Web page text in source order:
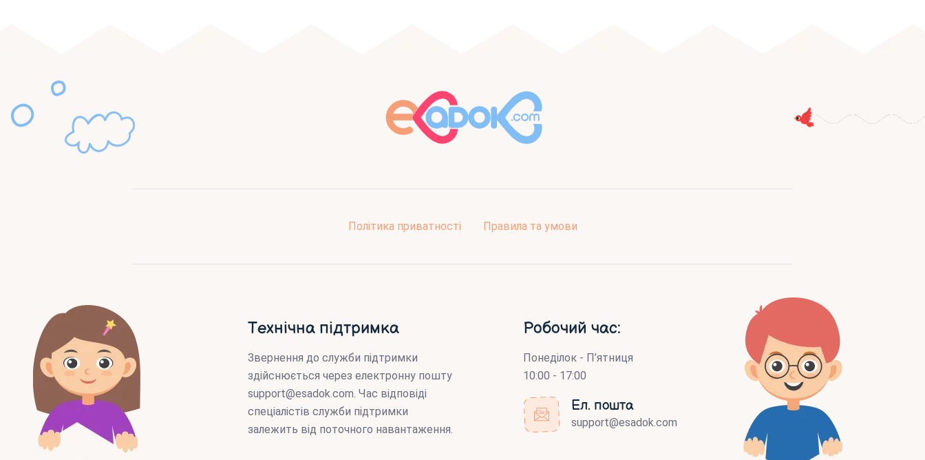
Політика приватності Правила та умови
Технічна підтримка
Звернення до служби підтримки
здійснюється через електронну пошту
support@esadok.com. Час відповіді
спеціалістів служби підтримки
залежить від поточного навантаження.
Робочий час:
Понеділок - П’ятниця
10:00 - 17:00
Ел. пошта
support@esadok.com